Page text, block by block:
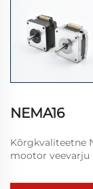
NEMA16
Kõrgkvaliteetne
mootor